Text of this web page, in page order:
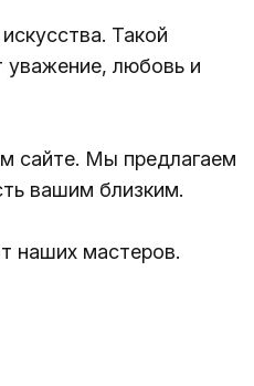
Такой
уважение, любовь и
сайте. Мы предлагаем
вашим близким.
наших мастеров.